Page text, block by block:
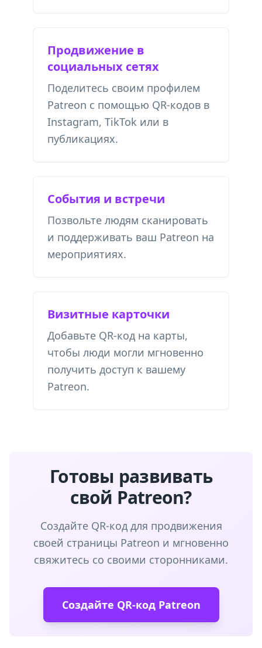
Продвижение в
социальных сетях
Поделитесь своим профилем
Patreon с помощью QR-кодов в
Instagram, TikTok или в
публикациях.
События и встречи
Позвольте людям сканировать
и поддерживать ваш Patreon на
мероприятиях.
Визитные карточки
Добавьте QR-код на карты,
чтобы люди могли мгновенно
получить доступ к вашему
Patreon.
Готовы развивать
свой Patreon?
Создайте QR-код для продвижения
своей страницы Patreon и мгновенно
свяжитесь со своими сторонниками.
Создайте QR-код Patreon